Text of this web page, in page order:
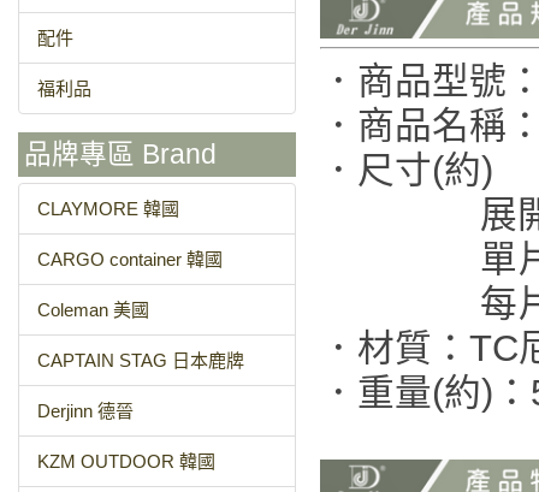
配件
福利品
品牌專區 Brand
CLAYMORE 韓國
CARGO container 韓國
Coleman 美國
CAPTAIN STAG 日本鹿牌
Derjinn 德晉
KZM OUTDOOR 韓國
．商品型號
．商品名稱
．尺寸(約)
展開：
單片尺寸
每片間
．材質：TC
．重量(約)